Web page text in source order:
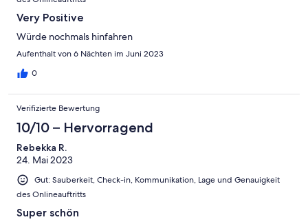
Very Positive
Würde nochmals hinfahren
Aufenthalt von 6 Nächten im Juni 2023
0
Verifizierte Bewertung
10/10 – Hervorragend
Rebekka R.
24. Mai 2023
Gut: Sauberkeit, Check-in, Kommunikation, Lage und Genauigkeit
des Onlineauftritts
Super schön